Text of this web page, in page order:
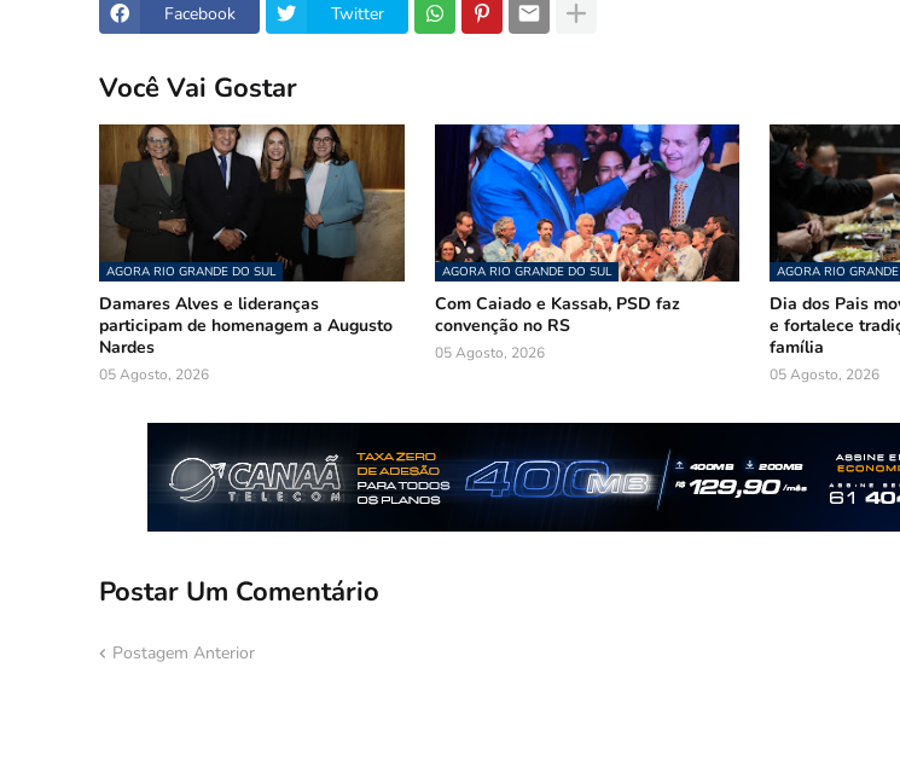
Facebook Twitter
Você Vai Gostar
AGORA RIO GRANDE DO SUL
Damares Alves e lideranças
participam de homenagem a Augusto
Nardes
05 Agosto, 2026
AGORA RIO GRANDE DO SUL
Com Caiado e Kassab, PSD faz
convenção no RS
05 Agosto, 2026
AGORA RIO
Dia dos Pais
e fortalece
família
05 Agosto, 2026
Postar Um Comentário
Postagem Anterior